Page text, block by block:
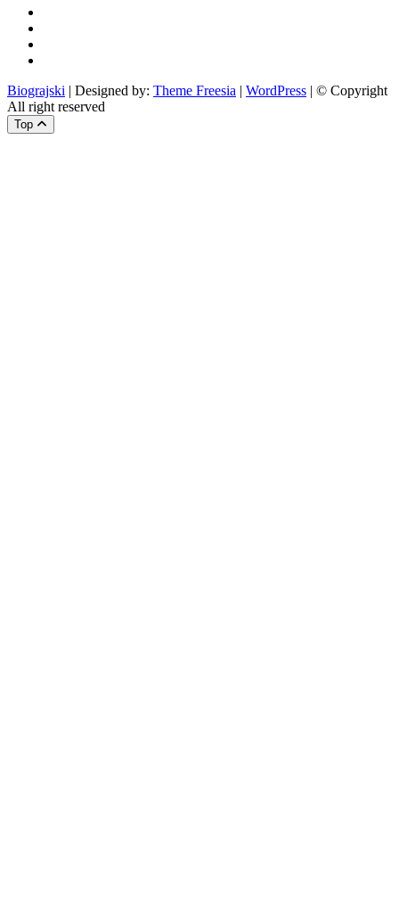
Biograjski | Designed by: Theme Freesia | WordPress | © Copyright
All right reserved
Top